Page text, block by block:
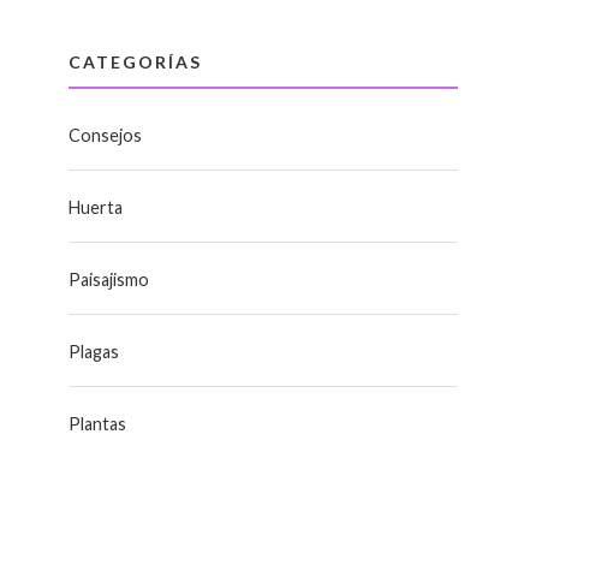
CATEGORÍAS
Consejos
Huerta
Paisajismo
Plagas
Plantas